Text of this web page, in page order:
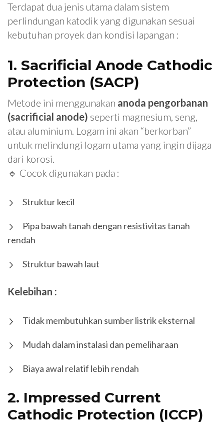
Terdapat dua jenis utama dalam sistem
perlindungan katodik yang digunakan sesuai
kebutuhan proyek dan kondisi lapangan :
1. Sacrificial Anode Cathodic
Protection (SACP)
Metode ini menggunakan anoda pengorbanan
(sacrificial anode) seperti magnesium, seng,
atau aluminium. Logam ini akan “berkorban”
untuk melindungi logam utama yang ingin dijaga
dari korosi.
🔹 Cocok digunakan pada :
Struktur kecil
Pipa bawah tanah dengan resistivitas tanah
rendah
Struktur bawah laut
Kelebihan :
Tidak membutuhkan sumber listrik eksternal
Mudah dalam instalasi dan pemeliharaan
Biaya awal relatif lebih rendah
2. Impressed Current
Cathodic Protection (ICCP)